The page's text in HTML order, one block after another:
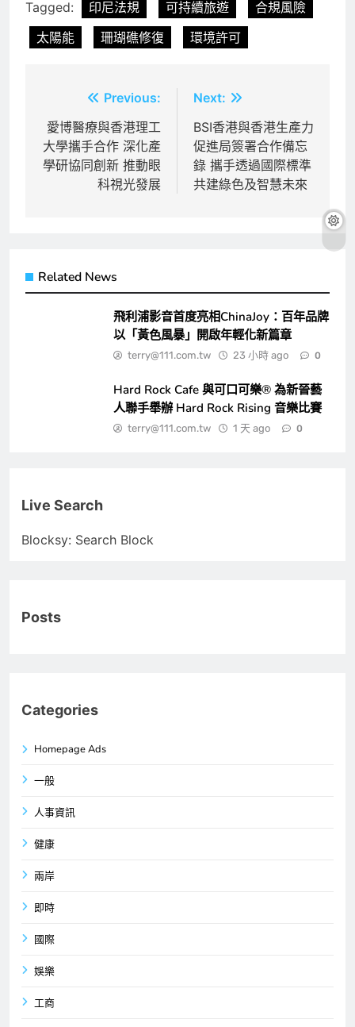
Tagged: 印尼法規 可持續旅遊
合規風險
太陽能
珊瑚礁修復 環境許可
章
導
Previous:
愛博醫療與香港理工
大學攜手合作 深化產
學研協同創新 推動眼
科視光發展
Next:
BSI香港與香港生產力
促進局簽署合作備忘
錄 攜手透過國際標準
共建綠色及智慧未來
Related News
飛利浦影音首度亮相ChinaJoy：百年品牌
以「黃色風暴」開啟年輕化新篇章
terry@111.com.tw 23 小時 ago 0
Hard Rock Cafe 與可口可樂® 為新晉藝
人聯手舉辦 Hard Rock Rising 音樂比賽
terry@111.com.tw 1 天 ago 0
Live Search
Blocksy: Search Block
Posts
Categories
Homepage Ads
一般
人事資訊
健康
兩岸
即時
國際
娛樂
工商